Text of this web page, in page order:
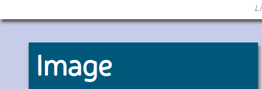
Image